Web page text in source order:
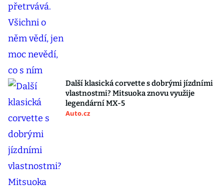
Další klasická corvette s dobrými jízdními
vlastnostmi? Mitsuoka znovu využije
legendární MX-5
Auto.cz